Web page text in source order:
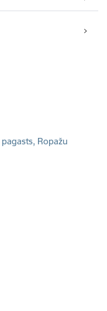
Ropažu